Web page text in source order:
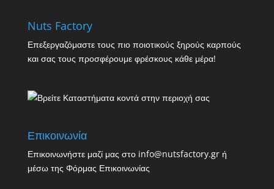
Nuts Factory
Επεξεργαζόμαστε τους πιο ποιοτικούς ξηρούς καρπούς
και σας τους προσφέρουμε φρέσκους κάθε μέρα!
Επικοινωνία
Επικοινωνήστε μαζί μας στο info@nutsfactory.gr ή
μέσω της Φόρμας Επικοινωνίας